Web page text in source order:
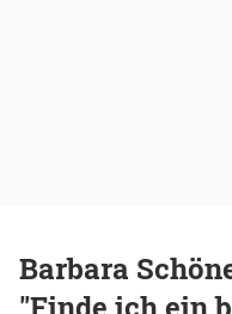
Barbara